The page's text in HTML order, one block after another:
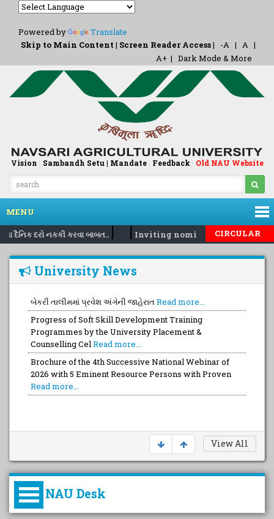
Powered by
Translate
Skip to Main Content | Screen Reader Access| -A | A |
A+ | Dark Mode & More
Vision | Sambandh Setu | Mandate| Feedback | Old NAU Website
MENU
દૈનિક દરો નકકી કરવા બાબત..| | Inviting nomination for 5 days
CIRCULAR
University News
બેકરી તાલીમમાં પ્રવેશ અંગેની જાહેરાત Read more...
Progress of Soft Skill Development Training
Programmes by the University Placement &
Counselling CelRead more...
Brochure of the 4th Successive National Webinar of
2026 with 5 Eminent Resource Persons with Proven
Read more...
View All
NAU Desk